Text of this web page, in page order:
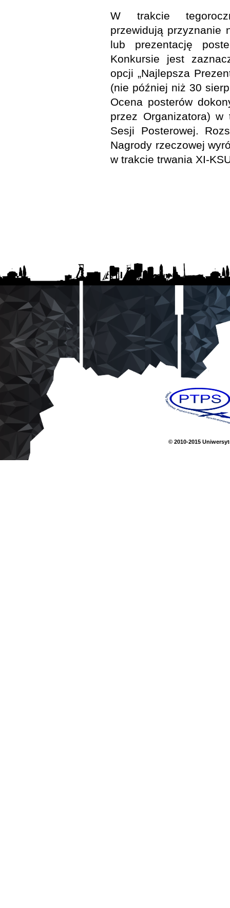
W trakcie
przewidują przyznanie
lub prezentację
Konkursie jest
opcji „Najlepsza
(nie później niż 30
Ocena posterów
przez Organizatora)
Sesji Posterowej.
Nagrody rzeczowej
w trakcie trwania XI-
© 2010-2015